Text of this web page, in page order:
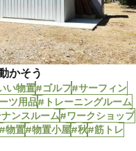
かそう
い物置#ゴルフ#サーフィン
ツ用品#トレーニングルーム
ンスルーム#ワークショップ
物置#物置小屋#秋#筋トレ